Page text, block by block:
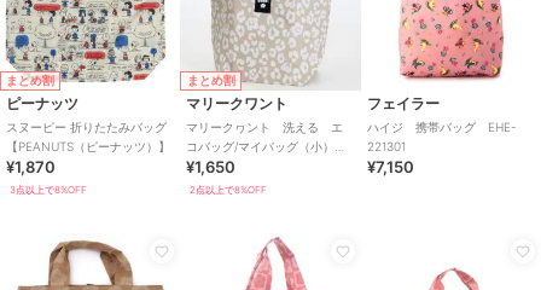
まとめ割
ピーナッツ
スヌーピー 折りたたみバッグ
【PEANUTS（ピーナッツ）】
¥1,870
3点以上で8%OFF
まとめ割
マリークワント
マリークヮント 洗える エ
コバッグ/マイバッグ（小）レ
オパード 【MARY QUANT】
¥1,650
2点以上で8%OFF
フェイラー
ハイジ 携帯バッグ EHE-
221301
¥7,150